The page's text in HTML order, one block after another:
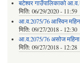
बटेश्वर गाउँपालिकाको
मिति: 06/29/2020 - 11:59
आ.व.2075/76 आस्विन
मिति: 09/27/2018 - 12:30
आ.व.2075/76 असोज
मिति: 09/27/2018 - 12:28